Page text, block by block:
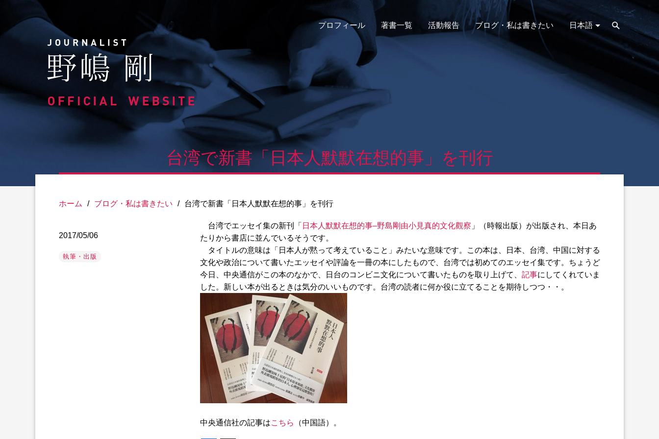
content
プロフィール 著書一覧 活動報告 ブログ・私は書きたい 日本語
台湾で新書「日本人默默在想的事」を刊行
ホーム / ブログ・私は書きたい / 台湾で新書「日本人默默在想的事」を刊行
2017/05/06
執筆・出版
台湾でエッセイ集の新刊「 日本人默默在想的事–野島剛由小見真的文化觀察 」（時報出版）が出版され、本日あ
たりから書店に並んでいるそうです。
タイトルの意味は「日本人が黙って考えていること」みたいな意味です。この本は、日本、台湾、中国に対する
文化や政治について書いたエッセイや評論を一冊の本にしたもので、台湾では初めてのエッセイ集です。ちょうど
今日、中央通信がこの本のなかで、日台のコンビニ文化について書いたものを取り上げて、 記事にしてくれていま
した。新しい本が出るときは気分のいいものです。台湾の読者に何か役に立てることを期待しつつ・・。
中央通信社の記事はこちら （中国語）。